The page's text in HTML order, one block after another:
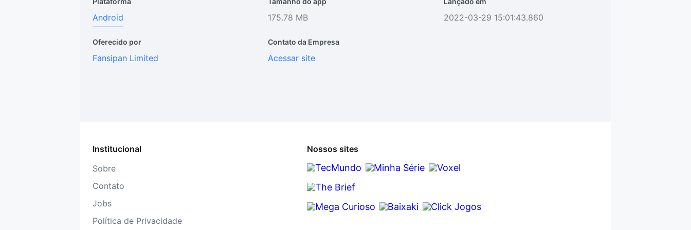
Android 175.78 MB 2022-03-29 15:01:43.860
Oferecido por
Fansipan Limited
Contato da Empresa
Acessar site
Institucional
Sobre
Contato
Jobs
Política de Privacidade
Nossos sites